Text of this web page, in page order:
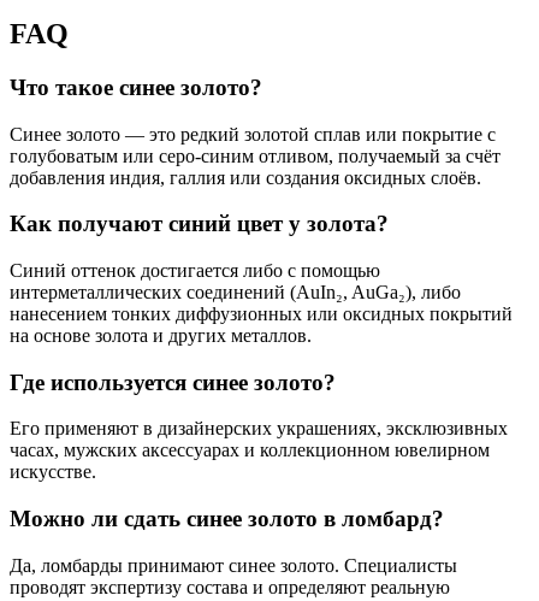
FAQ
Что такое синее золото?
Синее золото — это редкий золотой сплав или покрытие с
голубоватым или серо-синим отливом, получаемый за счёт
добавления индия, галлия или создания оксидных слоёв.
Как получают синий цвет у золота?
Синий оттенок достигается либо с помощью
интерметаллических соединений (AuIn₂, AuGa₂), либо
нанесением тонких диффузионных или оксидных покрытий
на основе золота и других металлов.
Где используется синее золото?
Его применяют в дизайнерских украшениях, эксклюзивных
часах, мужских аксессуарах и коллекционном ювелирном
искусстве.
Можно ли сдать синее золото в ломбард?
Да, ломбарды принимают синее золото. Специалисты
проводят экспертизу состава и определяют реальную